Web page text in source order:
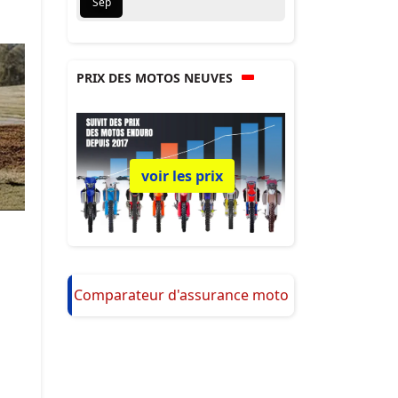
PRIX DES MOTOS NEUVES
voir les prix
Comparateur d'assurance moto